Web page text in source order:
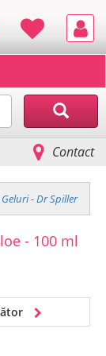
Contact
- Dr Spiller
- 100 ml